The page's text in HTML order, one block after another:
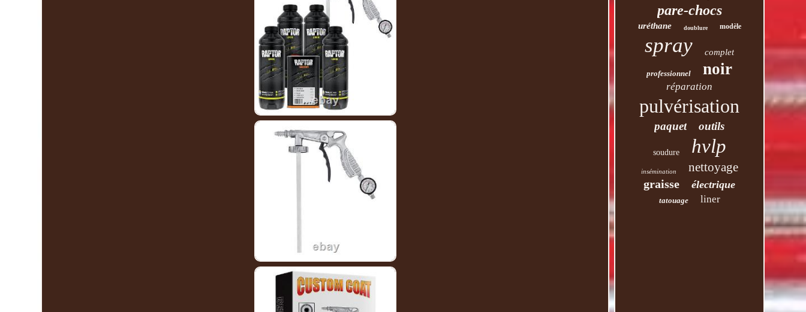
pare-chocs
uréthane doublure modèle
spray complet
professionnel noir
réparation
pulvérisation
paquet outils
soudure hvlp
insémination nettoyage
graisse électrique
tatouage liner